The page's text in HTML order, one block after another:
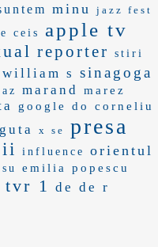
minu jazz fest
ceis apple tv
reporter
stiri
william s sinagoga
marand marez
google do
corneliu
guta x se presa
influence orientul
emilia popescu
tvr 1 de de r